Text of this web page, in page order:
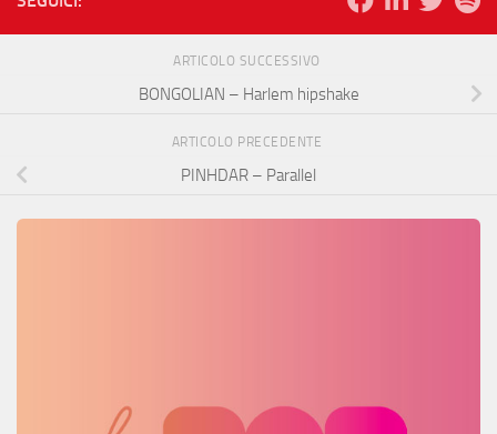
ARTICOLO SUCCESSIVO
BONGOLIAN – Harlem hipshake
ARTICOLO PRECEDENTE
PINHDAR – Parallel